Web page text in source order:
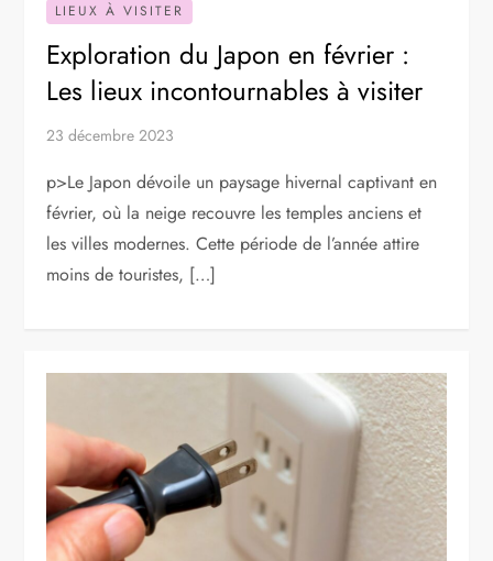
LIEUX À VISITER
Exploration du Japon en février :
Les lieux incontournables à visiter
23 décembre 2023
p>Le Japon dévoile un paysage hivernal captivant en
février, où la neige recouvre les temples anciens et
les villes modernes. Cette période de l’année attire
moins de touristes, […]